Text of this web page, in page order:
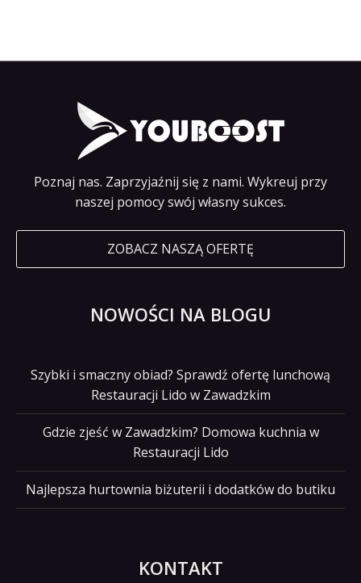
Poznaj nas. Zaprzyjaźnij się z nami. Wykreuj przy
naszej pomocy swój własny sukces.
ZOBACZ NASZĄ OFERTĘ
NOWOŚCI NA BLOGU
Szybki i smaczny obiad? Sprawdź ofertę lunchową
Restauracji Lido w Zawadzkim
Gdzie zjeść w Zawadzkim? Domowa kuchnia w
Restauracji Lido
Najlepsza hurtownia biżuterii i dodatków do butiku
KONTAKT